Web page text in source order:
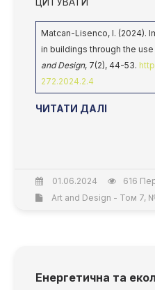
Matcan-Lisenco, I. (2024).
in buildings through the
and Design, 7(2), 44-53.
272.2024.2.4
ЧИТАТИ ДАЛІ
01.06.2024
616
Art and Design - Том 7,
Енергетична та